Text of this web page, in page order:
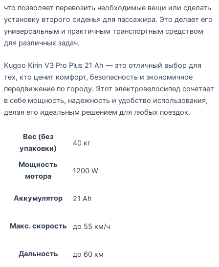
что позволяет перевозить необходимые вещи или сделать
установку второго сиденья для пассажира. Это делает его
универсальным и практичным транспортным средством
для различных задач.
Kugoo Kirin V3 Pro Plus 21 Ah — это отличный выбор для
тех, кто ценит комфорт, безопасность и экономичное
передвижение по городу. Этот электровелосипед сочетает
в себе мощность, надежность и удобство использования,
делая его идеальным решением для любых поездок.
Вес (без
упаковки)
40 кг
Мощность
мотора
1200 W
Аккумулятор 21 Ah
Макс. скорость до 55 км/ч
Дальность до 60 км